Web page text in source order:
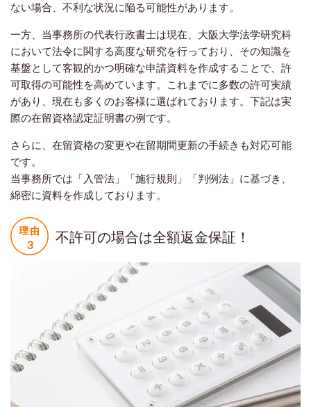
ない場合、不利な状況に陥る可能性があります。
一方、当事務所の代表行政書士は現在、大阪大学法学研究科
において法令に関する高度な研究を行っており、その知識を
基盤として客観的かつ明確な申請資料を作成することで、許
可取得の可能性を高めています。これまでに多数の許可実績
があり、現在も多くのお客様に選ばれております。下記は実
際の在留資格認定証明書の例です。
さらに、在留資格の変更や在留期間更新の手続きも対応可能
です。
当事務所では「入管法」「施行規則」「判例法」に基づき、
綿密に資料を作成しております。
不許可の場合は全額返金保証！